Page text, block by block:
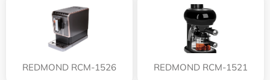
REDMOND RCM-1526 REDMOND RCM-1521